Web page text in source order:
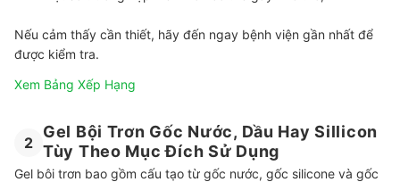
Nếu cảm thấy cần thiết, hãy đến ngay bệnh viện gần nhất để
được kiểm tra.
Xem Bảng Xếp Hạng
2
Gel Bội Trơn Gốc Nước, Dầu Hay Sillicon
Tùy Theo Mục Đích Sử Dụng
Gel bôi trơn bao gồm cấu tạo từ gốc nước, gốc silicone và gốc